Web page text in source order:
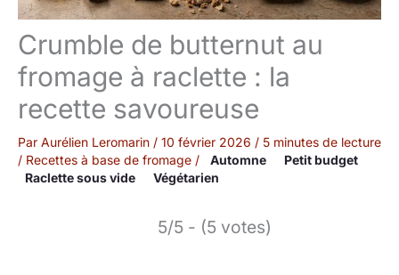
Crumble de butternut au
fromage à raclette : la
recette savoureuse
Par Aurélien Leromarin / 10 février 2026 / 5 minutes de lecture
/ Recettes à base de fromage / Automne
Petit budget
Raclette sous vide
Végétarien
5/5 - (5 votes)